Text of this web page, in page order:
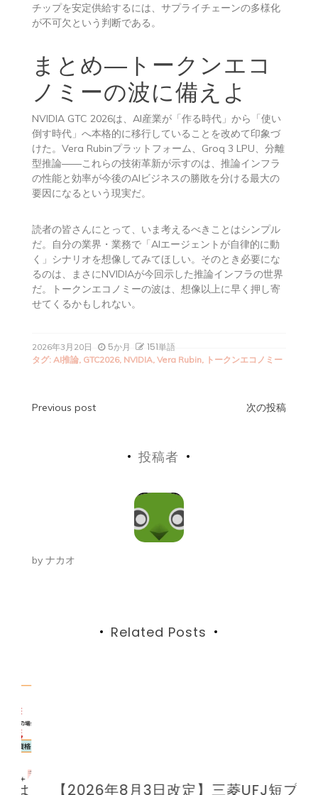
チップを安定供給するには、サプライチェーンの多様化
が不可欠という判断である。
まとめ―トークンエコ
ノミーの波に備えよ
NVIDIA GTC 2026は、AI産業が「作る時代」から「使い
倒す時代」へ本格的に移行していることを改めて印象づ
けた。Vera Rubinプラットフォーム、Groq 3 LPU、分離
型推論――これらの技術革新が示すのは、推論インフラ
の性能と効率が今後のAIビジネスの勝敗を分ける最大の
要因になるという現実だ。
読者の皆さんにとって、いま考えるべきことはシンプル
だ。自分の業界・業務で「AIエージェントが自律的に動
く」シナリオを想像してみてほしい。そのとき必要にな
るのは、まさにNVIDIAが今回示した推論インフラの世界
だ。トークンエコノミーの波は、想像以上に早く押し寄
せてくるかもしれない。
2026年3月20日 5か月 151単語
タグ: AI推論, GTC2026, NVIDIA, Vera Rubin, トークンエコノミー
投
シ
Previous post 次の投稿
投稿者
by ナカオ
Related Posts
【2026年8月3日改定】三菱UFJ短プ